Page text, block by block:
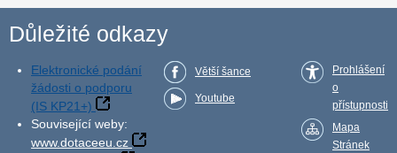
Důležité odkazy
Elektronické podání
žádosti o podporu
(IS KP21+)
Související weby:
www.dotaceeu.cz
Větší šance
Youtube
Prohlášení
o
přístupnosti
Mapa
Stránek